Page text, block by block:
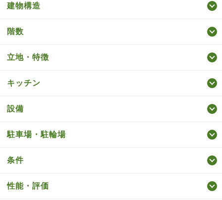
建物構造
階数
立地・特徴
キッチン
設備
駐車場・駐輪場
条件
性能・評価